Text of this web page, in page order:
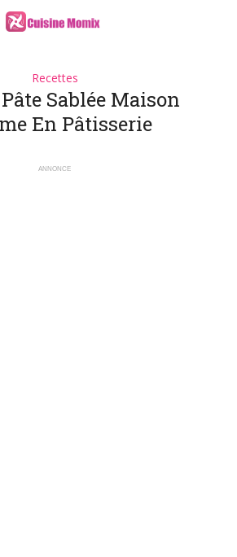
Recettes
Sablée Maison
En Pâtisserie
ANNONCE